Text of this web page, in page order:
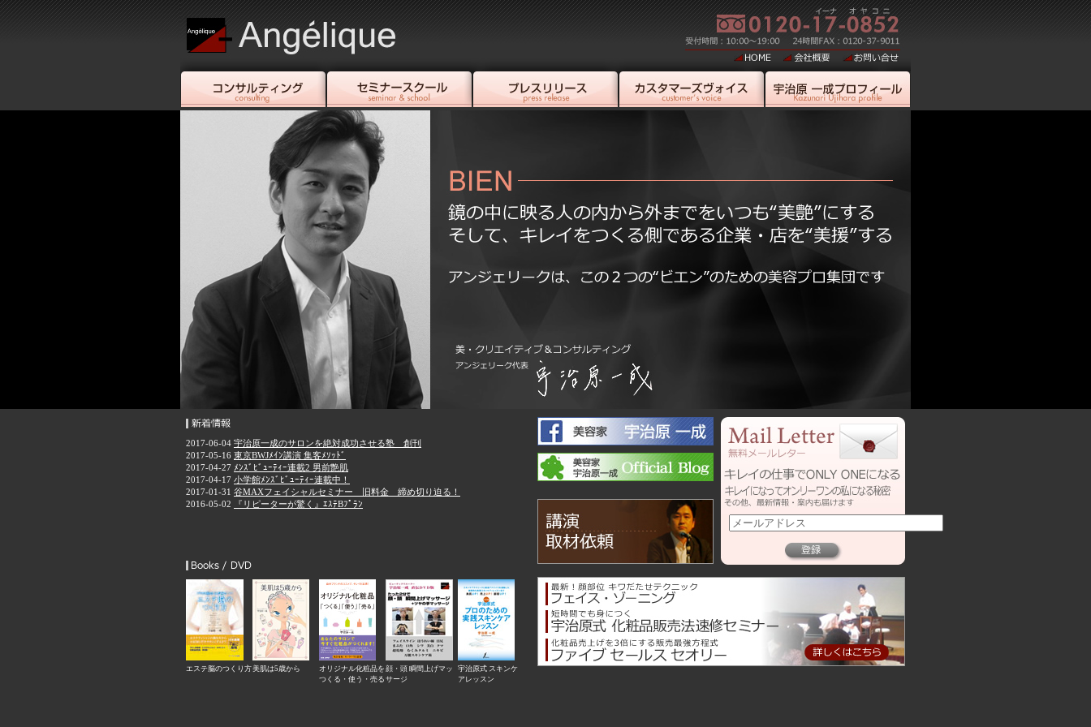
エステ脳のつくり方美肌は5歳から
オリジナル化粧品を
つくる・使う・売る
顔・頭 瞬間上げマッ
サージ
宇治原式 スキンケ
アレッスン